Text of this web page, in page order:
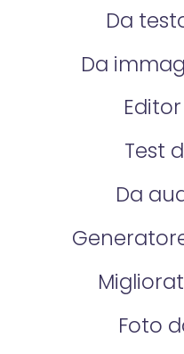
Da
Da
Test
Da
Foto